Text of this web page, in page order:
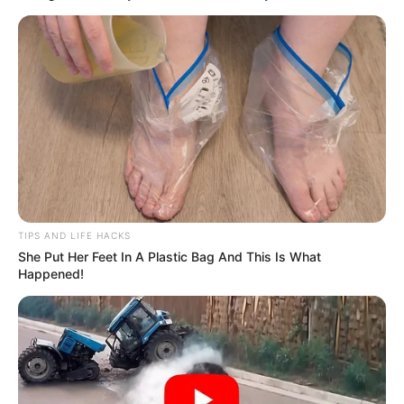
HOMBRE CAPTURADO
¡Pa' que aprendan! Caen
tres presuntos ladrones y
recuperan celulares
robados en Cartagena
INVESTIGACIÓN ASESINATO
Expolicía mató a bala a
presunto delincuente que
familia en Cartagena
SAN GIL
Horror en San Gil: adulta
mayor fue herida durante
robo en su vivienda
TIPS AND LIFE HACKS
She Put Her Feet In A Plastic Bag And This Is What
Happened!